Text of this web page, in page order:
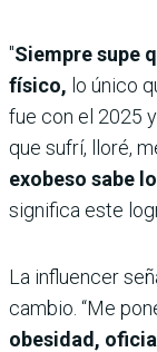
"Siempre supe
físico, lo único
fue con el 2025
que sufrí, lloré,
exobeso sabe
significa este
La influencer
cambio. “Me
obesidad,